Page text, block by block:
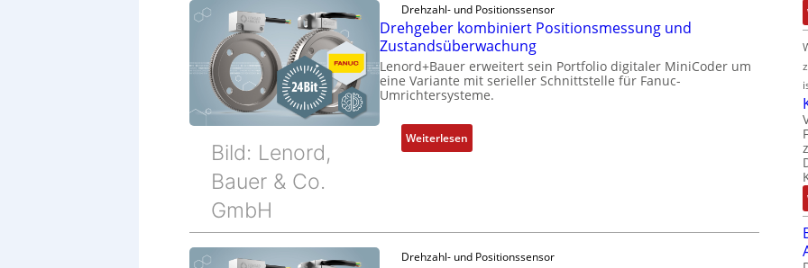
Bild: Lenord,
Bauer & Co.
GmbH
Drehzahl- und Positionssensor
Drehgeber kombiniert Positionsmessung und
Zustandsüberwachung
Lenord+Bauer erweitert sein Portfolio digitaler MiniCoder um
eine Variante mit serieller Schnittstelle für Fanuc-
Umrichtersysteme.
Weiterlesen:
D
g
e
Drehzahl- und Positionssensor